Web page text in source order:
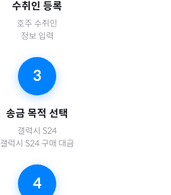
수취인 등록
호주 수취인
정보 입력
3
송금 목적 선택
갤럭시 S24
갤럭시 S24 구매 대금
4